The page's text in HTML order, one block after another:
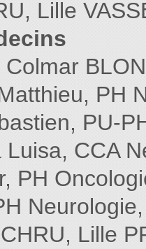
Lille
PH
PU-
Luisa, CCA
PH
Lille